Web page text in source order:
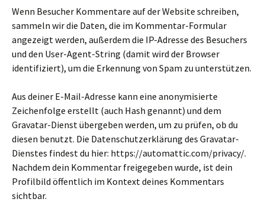
Wenn Besucher Kommentare auf der Website schreiben,
sammeln wir die Daten, die im Kommentar-Formular
angezeigt werden, außerdem die IP-Adresse des Besuchers
und den User-Agent-String (damit wird der Browser
identifiziert), um die Erkennung von Spam zu unterstützen.
Aus deiner E-Mail-Adresse kann eine anonymisierte
Zeichenfolge erstellt (auch Hash genannt) und dem
Gravatar-Dienst übergeben werden, um zu prüfen, ob du
diesen benutzt. Die Datenschutzerklärung des Gravatar-
Dienstes findest du hier: https://automattic.com/privacy/.
Nachdem dein Kommentar freigegeben wurde, ist dein
Profilbild öffentlich im Kontext deines Kommentars
sichtbar.